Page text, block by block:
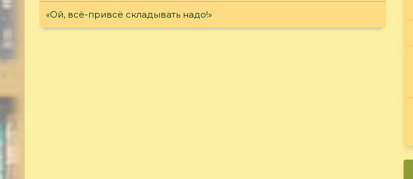
«Ой, всё-привсё складывать надо!»